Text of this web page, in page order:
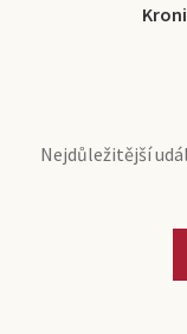
Nejdůležitější